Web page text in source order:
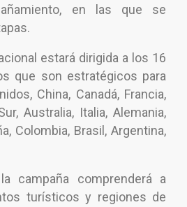
en las que se
estará dirigida a los 16
que son estratégicos para
China, Canadá, Francia,
Australia, Italia, Alemania,
Colombia, Brasil, Argentina,
campaña comprenderá a
turísticos y regiones de